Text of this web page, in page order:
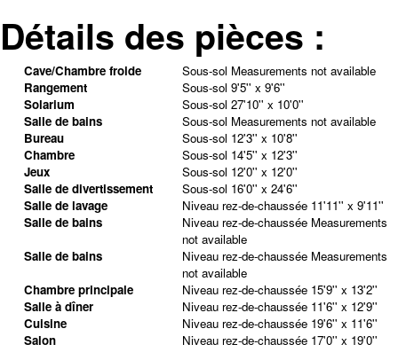
Détails des pièces :
Cave/Chambre froide Sous-sol Measurements not available
Rangement
Sous-sol 9'5'' x 9'6''
Solarium
Sous-sol 27'10'' x 10'0''
Salle de bains
Sous-sol Measurements not available
Bureau
Sous-sol 12'3'' x 10'8''
Chambre
Sous-sol 14'5'' x 12'3''
Jeux
Sous-sol 12'0'' x 12'0''
Salle de divertissement
Sous-sol 16'0'' x 24'6''
Salle de lavage
Niveau rez-de-chaussée 11'11'' x 9'11''
Salle de bains
Niveau rez-de-chaussée Measurements
not available
Salle de bains
Niveau rez-de-chaussée Measurements
not available
Chambre principale
Niveau rez-de-chaussée 15'9'' x 13'2''
Salle à dîner
Niveau rez-de-chaussée 11'6'' x 12'9''
Cuisine
Niveau rez-de-chaussée 19'6'' x 11'6''
Salon
Niveau rez-de-chaussée 17'0'' x 19'0''